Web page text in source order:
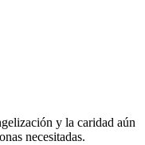
y la caridad aún
necesitadas.